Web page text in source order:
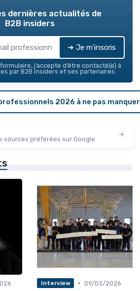
dernières actualités de
B2B insiders
➔ Je m'inscris
j’accepte d’être contacté(e) à
par B2B insiders et ses partenaires.
2026 à ne pas manquer
sources préférées sur Google
Interview • 09/03/2026